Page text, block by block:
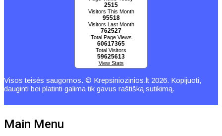
2515
Visitors This Month
95518
Visitors Last Month
762527
Total Page Views
60617365
Total Visitors
59625613
View Stats
Visos teisės saugomos. © Krepsiniozinios.lt 2026. Kopijuoti,
dauginti bei platinti galima tik gavus raštišką sutikimą.
Main Menu